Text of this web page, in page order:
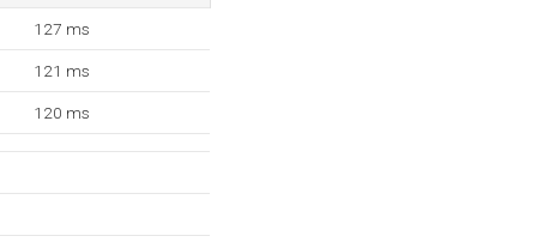
127 ms
121 ms
120 ms